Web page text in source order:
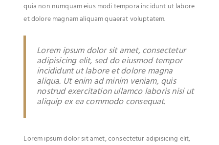
quia non numquam eius modi tempora incidunt ut labore
et dolore magnam aliquam quaerat voluptatem.
Lorem ipsum dolor sit amet, consectetur
adipisicing elit, sed do eiusmod tempor
incididunt ut labore et dolore magna
aliqua. Ut enim ad minim veniam, quis
nostrud exercitation ullamco laboris nisi ut
aliquip ex ea commodo consequat.
Lorem ipsum dolor sit amet, consectetur adipisicing elit,